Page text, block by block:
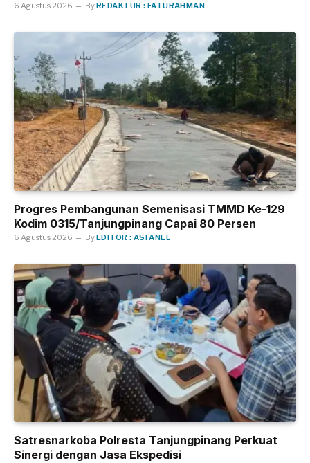
6 Agustus 2026 ByREDAKTUR : FATURAHMAN
Progres Pembangunan Semenisasi TMMD Ke-129
Kodim 0315/Tanjungpinang Capai 80 Persen
6 Agustus 2026 ByEDITOR : ASFANEL
Satresnarkoba Polresta Tanjungpinang Perkuat
Sinergi dengan Jasa Ekspedisi